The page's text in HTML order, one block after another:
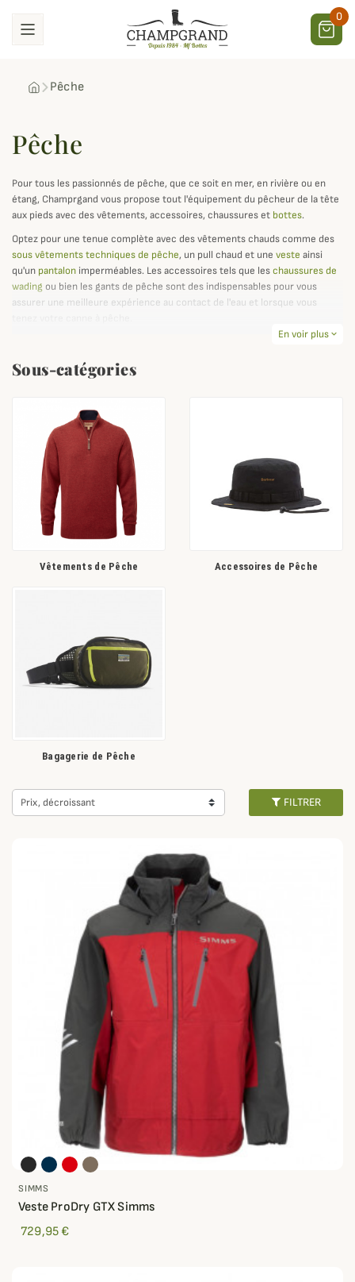
0
Pêche
Pêche
Pour tous les passionnés de pêche, que ce soit en mer, en rivière ou en
étang, Champrgand vous propose tout l'équipement du pêcheur de la tête
aux pieds avec des vêtements, accessoires, chaussures et bottes.
Optez pour une tenue complète avec des vêtements chauds comme des
sous vêtements techniques de pêche, un pull chaud et une veste ainsi
qu'un pantalon imperméables. Les accessoires tels que leschaussures de
wading ou bien les gants de pêche sont des indispensables pour vous
assurer une meilleure expérience au contact de l'eau et lorsque vous
Pour une protection maximale et plus de praticité lors de la pêche
grand confort. Grâce à leur parfaite étanchéité que ce soit pour aller en
Protégez votre tête des intempéries et du soleil grâce à un chapeau ou
une casquette de pêche ou bien équipez vous d'un
avoir à disposition tous vos petits accessoires et indispensables à votre
pratique : appâts, leurres, hameçons afin de pêcher le plus de poissons
possible.
Grâce à notre large gamme de
, choisissez le modèle
de sac à dos étanche, pochette et sacoche ou encore sac de transport qui
associés pour plus de praticité.
En voir plus expand_more
Sous-catégories
Vêtements de Pêche Accessoires de Pêche
Bagagerie de Pêche
Prix, décroissant FILTRER
SIMMS
Veste ProDry GTX Simms
729,95 €